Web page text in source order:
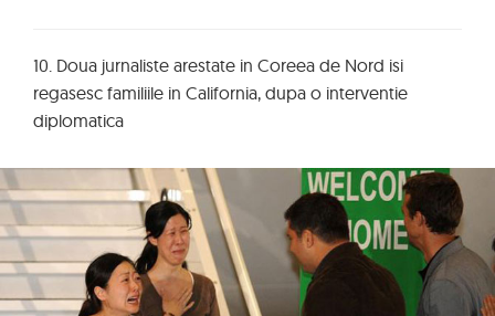
10. Doua jurnaliste arestate in Coreea de Nord isi
regasesc familiile in California, dupa o interventie
diplomatica